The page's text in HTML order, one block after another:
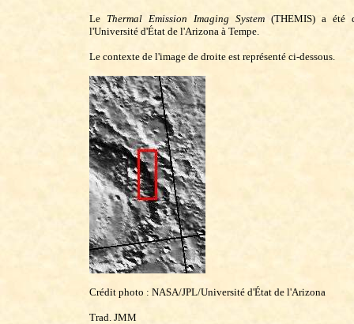
Le Thermal Emission Imaging System(THEMIS) a été
l'Université d'État de l'Arizona à Tempe.
Le contexte de l'image de droite est représenté ci-dessous.
Crédit photo : NASA/JPL/Université d'État de l'Arizona
Trad. JMM